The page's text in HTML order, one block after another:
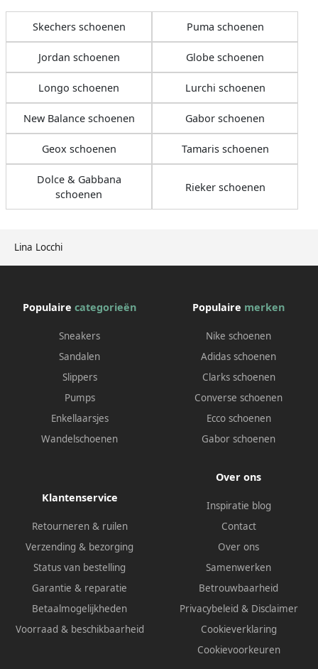
Lina Locchi
Skechers schoenen Puma schoenen
Jordan schoenen Globe schoenen
Longo schoenen Lurchi schoenen
New Balance schoenen Gabor schoenen
Geox schoenen Tamaris schoenen
Dolce & Gabbana
schoenen
Rieker schoenen
Populaire categorieën
Sneakers
Sandalen
Slippers
Pumps
Enkellaarsjes
Wandelschoenen
Populaire merken
Nike schoenen
Adidas schoenen
Clarks schoenen
Converse schoenen
Ecco schoenen
Gabor schoenen
Klantenservice
Retourneren & ruilen
Verzending & bezorging
Status van bestelling
Garantie & reparatie
Betaalmogelijkheden
Voorraad & beschikbaarheid
Over ons
Inspiratie blog
Contact
Over ons
Samenwerken
Betrouwbaarheid
Privacybeleid & Disclaimer
Cookieverklaring
Cookievoorkeuren